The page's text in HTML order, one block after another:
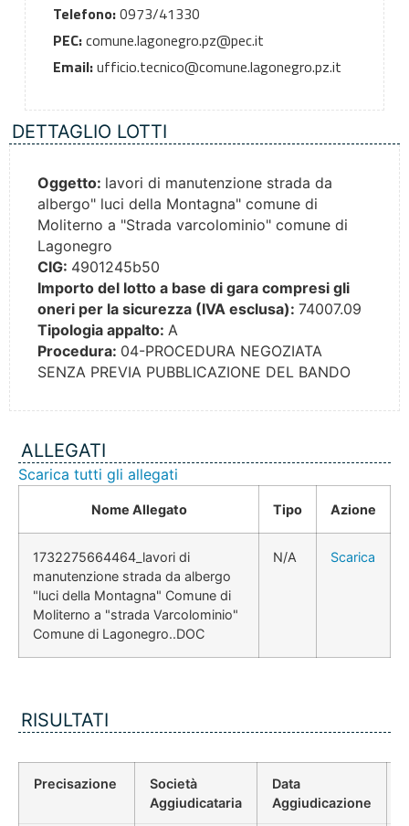
Telefono:0973/41330
PEC:comune.lagonegro.pz@pec.it
Email:ufficio.tecnico@comune.lagonegro.pz.it
DETTAGLIO LOTTI
Oggetto: lavori di manutenzione strada da
albergo" luci della Montagna" comune di
Moliterno a "Strada varcolominio" comune di
Lagonegro
CIG: 4901245b50
Importo del lotto a base di gara compresi gli
oneri per la sicurezza (IVA esclusa): 74007.09
Tipologia appalto: A
Procedura: 04-PROCEDURA NEGOZIATA
SENZA PREVIA PUBBLICAZIONE DEL BANDO
ALLEGATI
Scarica tutti gli allegati
Nome Allegato Tipo Azione
1732275664464_lavori di
manutenzione strada da albergo
"luci della Montagna" Comune di
Moliterno a "strada Varcolominio"
Comune di Lagonegro..DOC
N/A Scarica
RISULTATI
Precisazione
Società
Aggiudicataria
Data
Aggiudicazione